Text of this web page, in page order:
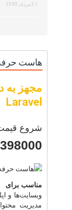
31 مرداد, 1399
هاست
Laravel
شروع
398000
مناسب برای
وبسایت‌ها و